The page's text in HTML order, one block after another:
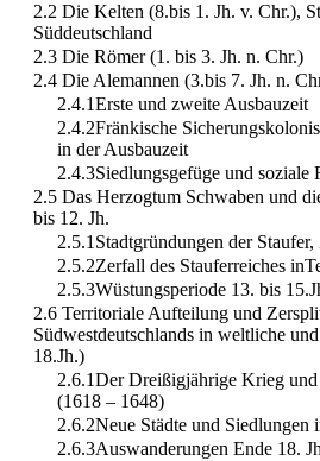
2.2 Die Kelten (8.bis 1. Jh. v. Chr.),
Süddeutschland
2.3 Die Römer (1. bis 3. Jh. n. Chr.)
2.4 Die Alemannen (3.bis 7. Jh. n.
2.4.1Erste und zweite Ausbauzeit
2.4.2Fränkische
in der Ausbauzeit
2.4.3Siedlungsgefüge und soziale
2.5 Das Herzogtum Schwaben und
bis 12. Jh.
2.5.1Stadtgründungen der
2.5.2Zerfall des Stauferreiches
2.5.3Wüstungsperiode 13. bis
2.6 Territoriale Aufteilung und
Südwestdeutschlands in weltliche
18.Jh.)
2.6.1Der Dreißigjährige Krieg
(1618 – 1648)
2.6.2Neue Städte und Siedlungen
2.6.3Auswanderungen Ende 18.